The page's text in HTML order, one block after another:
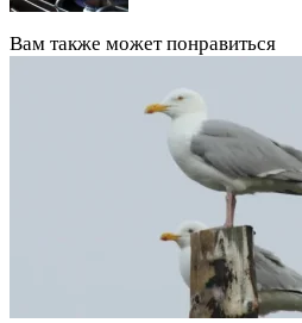
Вам также может понравиться